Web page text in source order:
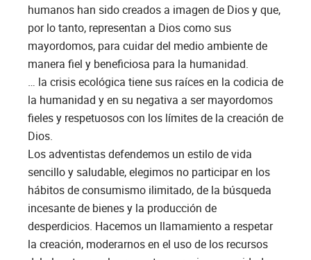
humanos han sido creados a imagen de Dios y que,
por lo tanto, representan a Dios como sus
mayordomos, para cuidar del medio ambiente de
manera fiel y beneficiosa para la humanidad.
… la crisis ecológica tiene sus raíces en la codicia de
la humanidad y en su negativa a ser mayordomos
fieles y respetuosos con los límites de la creación de
Dios.
Los adventistas defendemos un estilo de vida
sencillo y saludable, elegimos no participar en los
hábitos de consumismo ilimitado, de la búsqueda
incesante de bienes y la producción de
desperdicios. Hacemos un llamamiento a respetar
la creación, moderarnos en el uso de los recursos